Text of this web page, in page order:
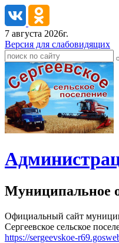
7 августа 2026г.
Версия для слабовидящих
Муниципальное
Официальный сайт
Сергеевское сельское
https://sergeevskoe-